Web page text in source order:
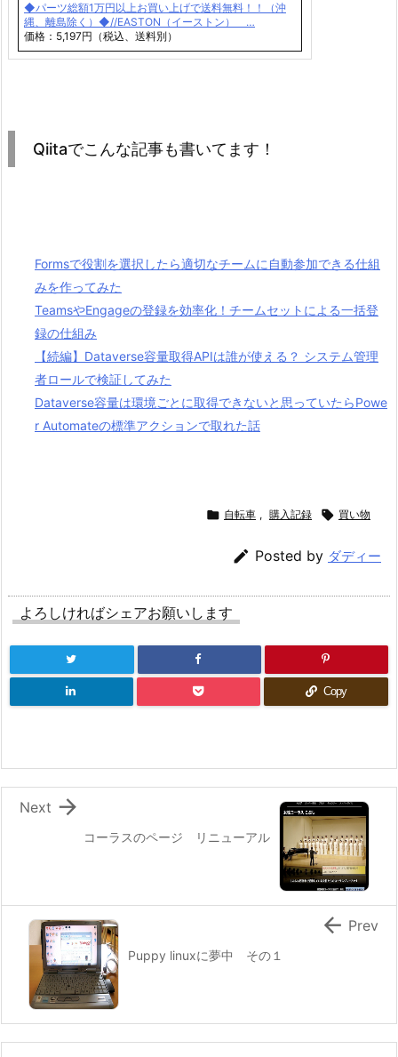
◆パーツ総額1万円以上お買い上げで送料無料！！（沖
縄、離島除く）◆//EASTON（イーストン） …
価格：5,197円（税込、送料別）
Qiitaでこんな記事も書いてます！
Formsで役割を選択したら適切なチームに自動参加できる仕組
みを作ってみた
TeamsやEngageの登録を効率化！チームセットによる一括登
録の仕組み
【続編】Dataverse容量取得APIは誰が使える？ システム管理
者ロールで検証してみた
Dataverse容量は環境ごとに取得できないと思っていたらPowe
r Automateの標準アクションで取れた話
 自転車 , 購入記録  買い物
 Posted by ダディー
よろしければシェアお願いします
Copy
コーラスのページ リニューアル

Next
Puppy linuxに夢中 その１
 Prev